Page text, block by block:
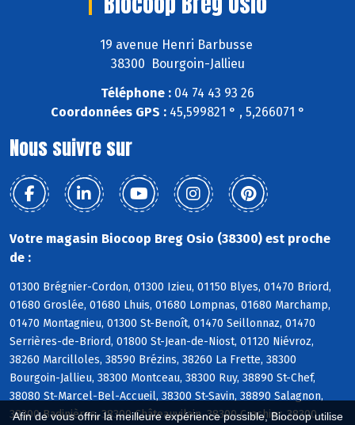
Afin de vous offrir la meilleure expérience possible, Biocoop utilise
19 avenue Henri Barbusse
38300 Bourgoin-Jallieu
Téléphone : 04 74 43 93 26
Coordonnées GPS :45,599821 ° , 5,266071 °
Nous suivre sur
Votre magasin Biocoop Breg Osio (38300) est proche
de :
01300 Brégnier-Cordon, 01300 Izieu, 01150 Blyes, 01470 Briord,
01680 Groslée, 01680 Lhuis, 01680 Lompnas, 01680 Marchamp,
01470 Montagnieu, 01300 St-Benoît, 01470 Seillonnaz, 01470
Serrières-de-Briord, 01800 St-Jean-de-Niost, 01120 Niévroz,
38260 Marcilloles, 38590 Brézins, 38260 La Frette, 38300
Bourgoin-Jallieu, 38300 Montceau, 38300 Ruy, 38890 St-Chef,
38080 St-Marcel-Bel-Accueil, 38300 St-Savin, 38890 Salagnon,
38300 Badinières, 38300 Châteauvilain, 38300 Crachier, 38300